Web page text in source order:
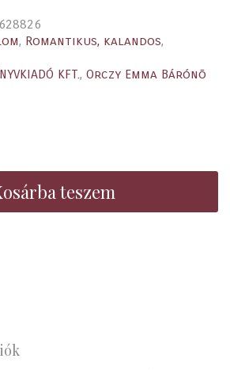
, Romantikus, kalandos,
KFT., Orczy Emma Bárónõ
teszem